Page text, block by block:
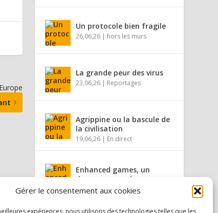
Gérer le consentement aux cookies
Un protocole bien fragile
26,06,26 | hors les murs
La grande peur des virus
23,06,26 | Reportages
Agrippine ou la bascule de
la civilisation
19,06,26 | En direct
Enhanced games, un
dopage assumé
16,06,26|hors les murs